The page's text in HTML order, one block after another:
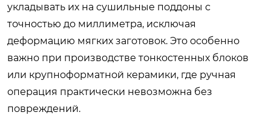
укладывать их на сушильные поддоны с
точностью до миллиметра, исключая
деформацию мягких заготовок. Это особенно
важно при производстве тонкостенных блоков
или крупноформатной керамики, где ручная
операция практически невозможна без
повреждений.